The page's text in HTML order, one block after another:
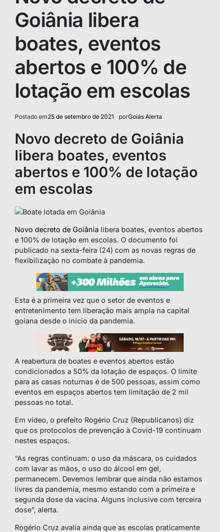
Goiânia libera
boates, eventos
abertos e 100% de
lotação em escolas
Postado em25 de setembro de 2021 porGoiás Alerta
Novo decreto de Goiânia
libera boates, eventos
abertos e 100% de lotação
em escolas
Novo decreto de Goiânia libera boates, eventos abertos
e 100% de lotação em escolas. O documento foi
publicado na sexta-feira (24) com as novas regras de
flexibilização no combate à pandemia.
Esta é a primeira vez que o setor de eventos e
entretenimento tem liberação mais ampla na capital
goiana desde o início da pandemia.
A reabertura de boates e eventos abertos estão
condicionados a 50% da lotação de espaços. O limite
para as casas noturnas é de 500 pessoas, assim como
eventos em espaços abertos tem limitação de 2 mil
pessoas no total.
Em vídeo, o prefeito Rogério Cruz (Republicanos) diz
que os protocolos de prevenção à Covid-19 continuam
nestes espaços.
“As regras continuam: o uso da máscara, os cuidados
com lavar as mãos, o uso do álcool em gel,
permanecem. Devemos lembrar que ainda não estamos
livres da pandemia, mesmo estando com a primeira e
segunda dose da vacina. Alguns inclusive com terceira
dose”, alerta.
Rogério Cruz avalia ainda que as escolas praticamente